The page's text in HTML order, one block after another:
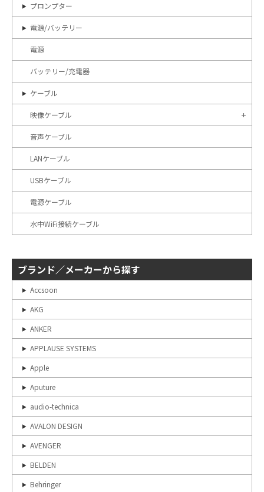
プロンプター
電源/バッテリー
電源
バッテリー/充電器
ケーブル
映像ケーブル
音声ケーブル
LANケーブル
USBケーブル
電源ケーブル
水中WiFi接続ケーブル
ブランド／メーカーから探す
Accsoon
AKG
ANKER
APPLAUSE SYSTEMS
Apple
Aputure
audio-technica
AVALON DESIGN
AVENGER
BELDEN
Behringer